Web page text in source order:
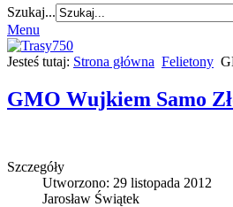
Szukaj...
Menu
Jesteś tutaj: Strona główna Felietony
GMO Wujkiem Samo
Szczegóły
Utworzono: 29 listopada 2012
Jarosław Świątek